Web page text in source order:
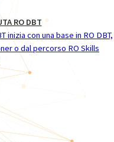
RO DBT
con una base in RO DBT,
o dal percorso RO Skills